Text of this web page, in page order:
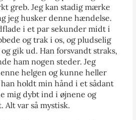
greb. Jeg kan stadig mærke
jeg husker denne hændelse.
i et par sekunder midt i
og trak i os, og pludselig
gik ud. Han forsvandt straks,
ham nogen steder. Jeg
helgen og kunne heller
holdt min hånd i et sådant
mig dybt ind i øjnene og
Alt var så mystisk.